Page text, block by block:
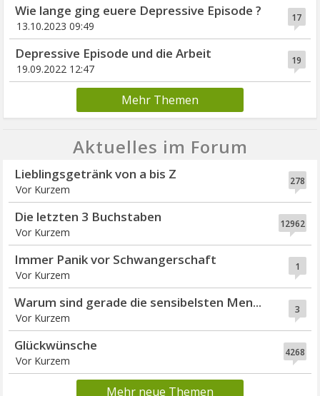
17
Wie lange ging euere Depressive Episode ?
13.10.2023 09:49
19
Depressive Episode und die Arbeit
19.09.2022 12:47
Mehr Themen
Aktuelles im Forum
278
Lieblingsgetränk von a bis Z
Vor Kurzem
12962
Die letzten 3 Buchstaben
Vor Kurzem
1
Immer Panik vor Schwangerschaft
Vor Kurzem
3
Warum sind gerade die sensibelsten Men...
Vor Kurzem
4268
Glückwünsche
Vor Kurzem
Mehr neue Themen